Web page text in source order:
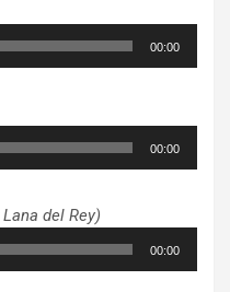
00:00
00:00
del Rey)
00:00